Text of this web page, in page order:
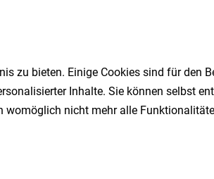
Jobs in Südtirol
zu bieten. Einige Cookies sind für den
Inhalte. Sie können selbst
nicht mehr alle